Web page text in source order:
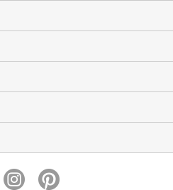
料【ゼロコート】
クアリフレッシュ】
ート